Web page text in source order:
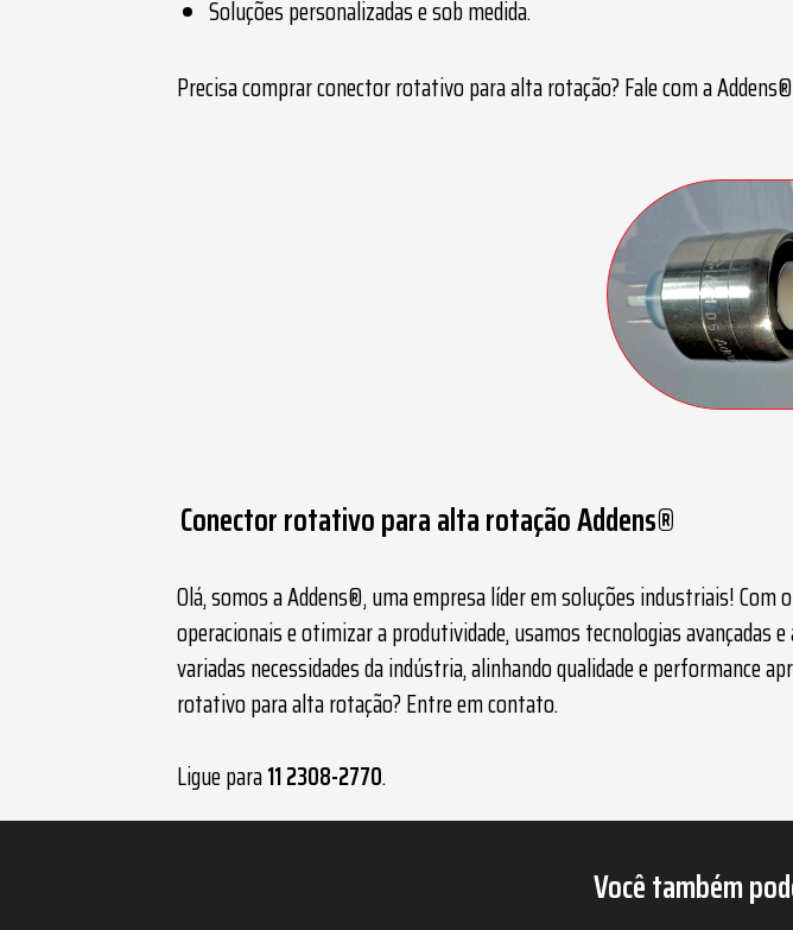
Soluções personalizadas e sob medida.
Precisa comprarconector rotativo para alta rotação? Fale com a
Conector rotativo para alta rotação Addens®
Olá, somos a Addens®, uma empresa líder em soluções industriais!
operacionais e otimizar a produtividade, usamos tecnologias
variadas necessidades da indústria, alinhando qualidade e performance
rotativo para alta rotação? Entre em contato.
Ligue para11 2308-2770.
Você também